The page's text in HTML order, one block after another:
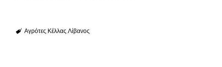
Αγρότες Κέλλας Λίβανος